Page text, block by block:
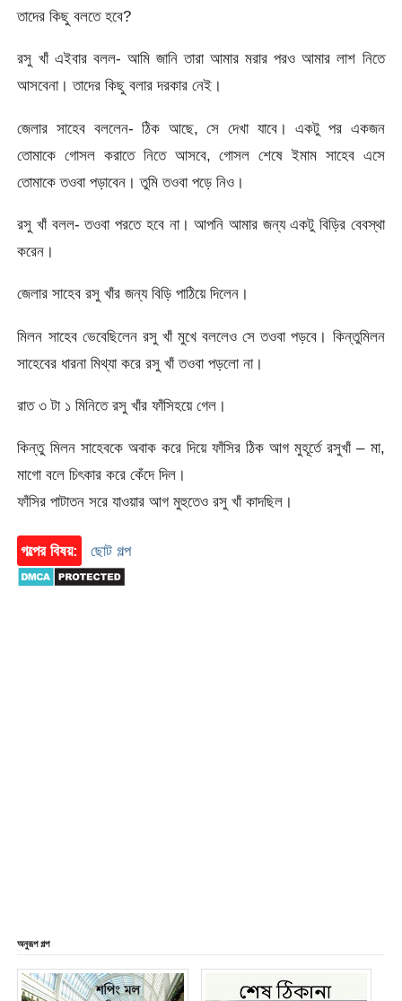
তাদের কিছু বলতে হবে?
রসু খাঁ এইবার বলল- আমি জানি তারা আমার মরার পরও আমার লাশ নিতে
আসবেনা। তাদের কিছু বলার দরকার নেই।
জেলার সাহেব বললেন- ঠিক আছে, সে দেখা যাবে। একটু পর একজন
তোমাকে গোসল করাতে নিতে আসবে, গোসল শেষে ইমাম সাহেব এসে
তোমাকে তওবা পড়াবেন। তুমি তওবা পড়ে নিও।
রসু খাঁ বলল- তওবা পরতে হবে না। আপনি আমার জন্য একটু বিড়ির বেবস্থা
করেন।
জেলার সাহেব রসু খাঁর জন্য বিড়ি পাঠিয়ে দিলেন।
মিলন সাহেব ভেবেছিলেন রসু খাঁ মুখে বললেও সে তওবা পড়বে। কিন্তুমিলন
সাহেবের ধারনা মিথ্যা করে রসু খাঁ তওবা পড়লো না।
রাত ৩ টা ১ মিনিতে রসু খাঁর ফাঁসিহয়ে গেল।
কিন্তু মিলন সাহেবকে অবাক করে দিয়ে ফাঁসির ঠিক আগ মুহূর্তে রসুখাঁ – মা,
মাগো বলে চিৎকার করে কেঁদে দিল।
ফাঁসির পাটাতন সরে যাওয়ার আগ মুহুতেও রসু খাঁ কাদছিল।
গল্পের বিষয়: ছোট গল্প
অনুরূপ গল্প